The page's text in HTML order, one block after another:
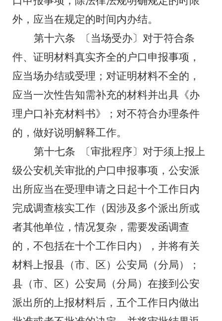
外，应当在规定的时间内办结。
第十六条
〔当场受办〕对于符合条
件、证明材料真实齐全的户口申报事项，
应当场办结或受理；对证明材料不全的，
应当一次性告知需补充的材料并出具《办
理户口补充材料书》；对不符合办理条件
的，做好说明解释工作。
第十七条
〔审批程序〕对于须上报上
级公安机关审批的户口申报事项，公安派
出所应当在受理申请之日起十个工作日内
完成调查核实工作（因涉及多个派出所或
者其他单位，情况复杂，需要发函调查
的，不包括在十个工作日内），并将有关
材料上报县（市、区）公安局（分局）；
县（市、区）公安局（分局）在接到公安
派出所的上报材料后， 五个工作日内做出